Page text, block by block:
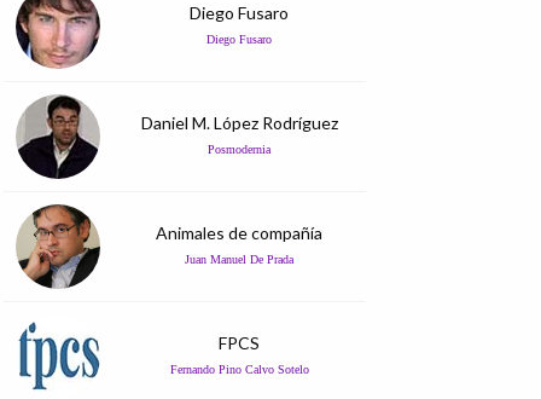
Diego Fusaro
Diego Fusaro
Daniel M. López Rodríguez
Posmodernia
Animales de compañía
Juan Manuel De Prada
FPCS
Fernando Pino Calvo Sotelo